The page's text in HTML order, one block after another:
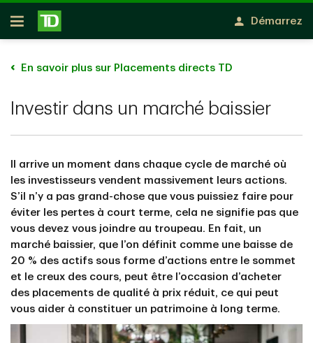
Passer au contenu principal
Ouvert
Démarrez
En savoir plus sur Placements directs TD
Investir dans un marché baissier
Il arrive un moment dans chaque cycle de marché où
les investisseurs vendent massivement leurs actions.
S’il n’y a pas grand-chose que vous puissiez faire pour
éviter les pertes à court terme, cela ne signifie pas que
vous devez vous joindre au troupeau. En fait, un
marché baissier, que l’on définit comme une baisse de
20 % des actifs sous forme d’actions entre le sommet
et le creux des cours, peut être l’occasion d’acheter
des placements de qualité à prix réduit, ce qui peut
vous aider à constituer un patrimoine à long terme.